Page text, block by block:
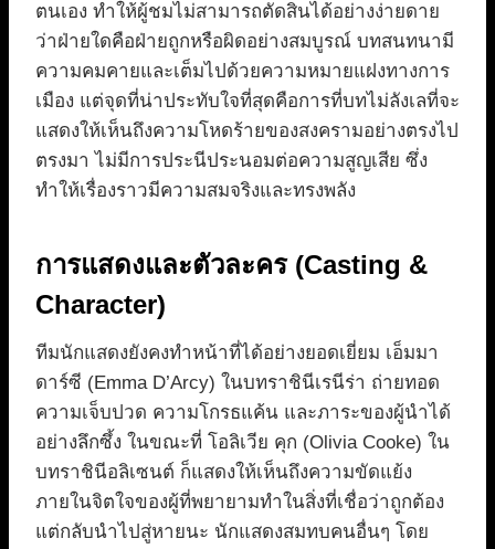
ตนเอง ทำให้ผู้ชมไม่สามารถตัดสินได้อย่างง่ายดาย
ว่าฝ่ายใดคือฝ่ายถูกหรือผิดอย่างสมบูรณ์ บทสนทนามี
ความคมคายและเต็มไปด้วยความหมายแฝงทางการ
เมือง แต่จุดที่น่าประทับใจที่สุดคือการที่บทไม่ลังเลที่จะ
แสดงให้เห็นถึงความโหดร้ายของสงครามอย่างตรงไป
ตรงมา ไม่มีการประนีประนอมต่อความสูญเสีย ซึ่ง
ทำให้เรื่องราวมีความสมจริงและทรงพลัง
การแสดงและตัวละคร (Casting &
Character)
ทีมนักแสดงยังคงทำหน้าที่ได้อย่างยอดเยี่ยม เอ็มมา
ดาร์ซี (Emma D’Arcy) ในบทราชินีเรนีร่า ถ่ายทอด
ความเจ็บปวด ความโกรธแค้น และภาระของผู้นำได้
อย่างลึกซึ้ง ในขณะที่ โอลิเวีย คุก (Olivia Cooke) ใน
บทราชินีอลิเซนต์ ก็แสดงให้เห็นถึงความขัดแย้ง
ภายในจิตใจของผู้ที่พยายามทำในสิ่งที่เชื่อว่าถูกต้อง
แต่กลับนำไปสู่หายนะ นักแสดงสมทบคนอื่นๆ โดย